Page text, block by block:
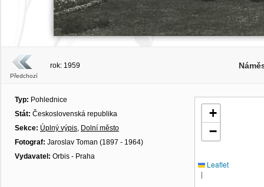
Předchozí
rok: 1959
Typ: Pohlednice
Stát: Československá republika
Sekce: Úplný výpis, Dolní město
Fotograf: Jaroslav Toman (1897 - 1964)
Vydavatel: Orbis - Praha
+
−
Leaflet
|